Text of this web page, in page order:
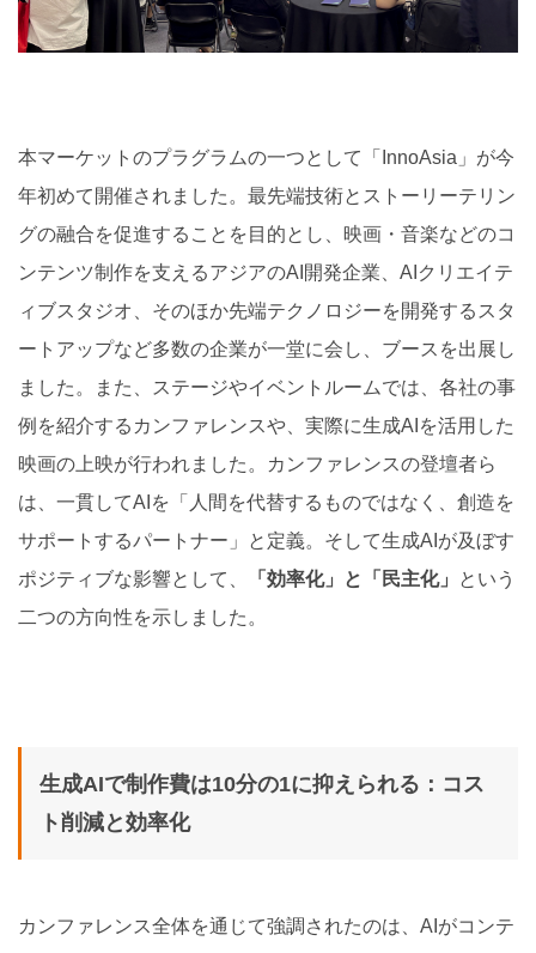
本マーケットのプラグラムの一つとして「InnoAsia」が今
年初めて開催されました。最先端技術とストーリーテリン
グの融合を促進することを目的とし、映画・音楽などのコ
ンテンツ制作を支えるアジアのAI開発企業、AIクリエイテ
ィブスタジオ、そのほか先端テクノロジーを開発するスタ
ートアップなど多数の企業が一堂に会し、ブースを出展し
ました。また、ステージやイベントルームでは、各社の事
例を紹介するカンファレンスや、実際に生成AIを活用した
映画の上映が行われました。カンファレンスの登壇者ら
は、一貫してAIを「人間を代替するものではなく、創造を
サポートするパートナー」と定義。そして生成AIが及ぼす
ポジティブな影響として、
「効率化」と「民主化」
という
二つの方向性を示しました。
生成AIで制作費は10分の1に抑えられる：コス
ト削減と効率化
カンファレンス全体を通じて強調されたのは、AIがコンテ